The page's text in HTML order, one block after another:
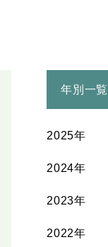
年別一覧
2025年
2024年
2023年
2022年